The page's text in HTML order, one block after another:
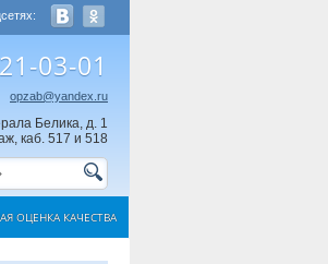
03-01
opzab@yandex.ru
Белика, д. 1
каб. 517 и 518
ОЦЕНКА КАЧЕСТВА